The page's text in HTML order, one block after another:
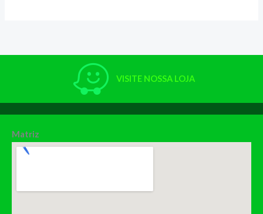
VISITE NOSSA LOJA
Matriz